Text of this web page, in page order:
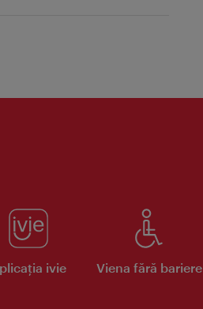
ivie Viena fără bariere